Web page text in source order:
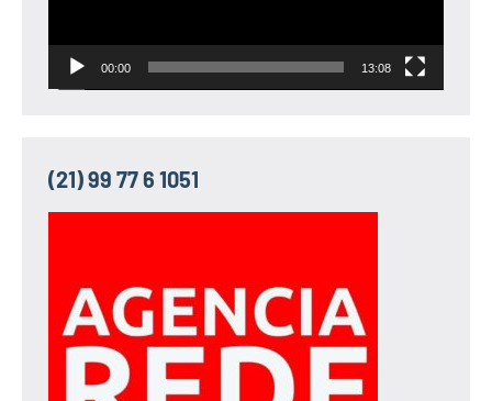
00:00 13:08
(21) 99 77 6 1051